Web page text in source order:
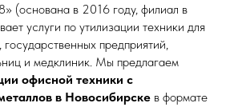
(основана в 2016 году, филиал в
услуги по утилизации техники для
предприятий,
и медклиник. Мы предлагаем
офисной техники с
в Новосибирске в формате